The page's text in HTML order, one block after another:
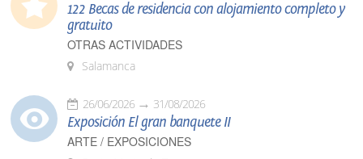
122 Becas de residencia con alojamiento completo y
gratuito
OTRAS ACTIVIDADES
Salamanca
26/06/2026 31/08/2026
Exposición El gran banquete II
ARTE / EXPOSICIONES